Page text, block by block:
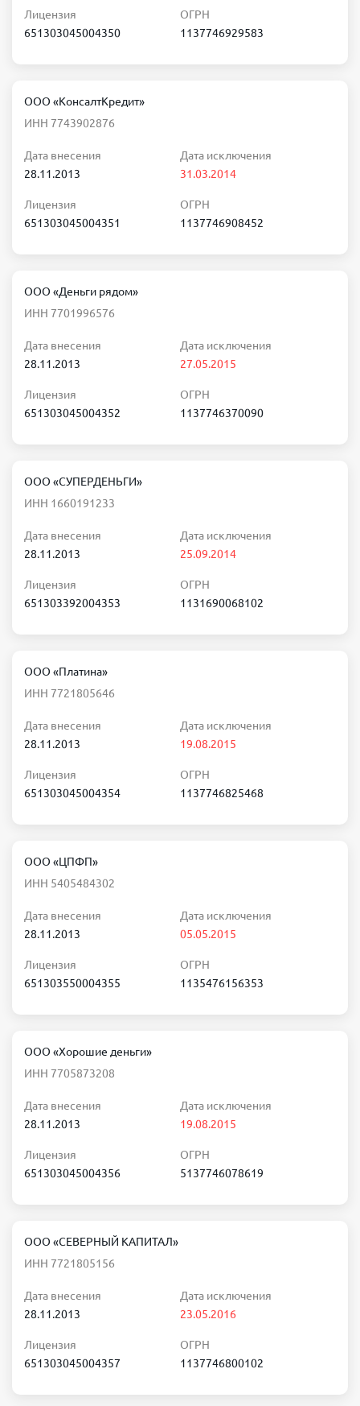
Лицензия
651303045004350
ОГРН
1137746929583
ООО «КонсалтКредит»
ИНН 7743902876
Дата внесения
28.11.2013
Дата исключения
31.03.2014
Лицензия
651303045004351
ОГРН
1137746908452
ООО «Деньги рядом»
ИНН 7701996576
Дата внесения
28.11.2013
Дата исключения
27.05.2015
Лицензия
651303045004352
ОГРН
1137746370090
ООО «СУПЕРДЕНЬГИ»
ИНН 1660191233
Дата внесения
28.11.2013
Дата исключения
25.09.2014
Лицензия
651303392004353
ОГРН
1131690068102
ООО «Платина»
ИНН 7721805646
Дата внесения
28.11.2013
Дата исключения
19.08.2015
Лицензия
651303045004354
ОГРН
1137746825468
ООО «ЦПФП»
ИНН 5405484302
Дата внесения
28.11.2013
Дата исключения
05.05.2015
Лицензия
651303550004355
ОГРН
1135476156353
ООО «Хорошие деньги»
ИНН 7705873208
Дата внесения
28.11.2013
Дата исключения
19.08.2015
Лицензия
651303045004356
ОГРН
5137746078619
ООО «СЕВЕРНЫЙ КАПИТАЛ»
ИНН 7721805156
Дата внесения
28.11.2013
Дата исключения
23.05.2016
Лицензия
651303045004357
ОГРН
1137746800102